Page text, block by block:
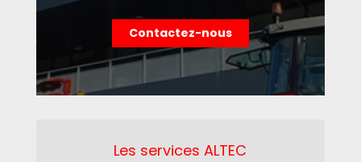
Contactez-nous
Les services ALTEC